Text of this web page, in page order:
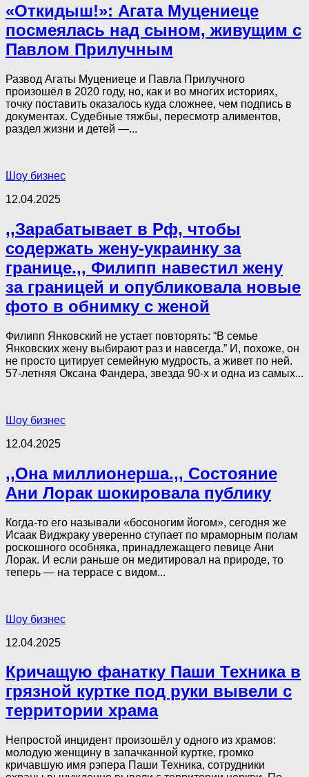
«Откидыш!»: Агата Муцениеце
посмеялась над сыном, живущим с
Павлом Прилучным
Развод Агаты Муцениеце и Павла Прилучного
произошёл в 2020 году, но, как и во многих историях,
точку поставить оказалось куда сложнее, чем подпись в
документах. Судебные тяжбы, пересмотр алиментов,
раздел жизни и детей —...
Шоу бизнес
12.04.2025
,,Зарабатывает в Рф, чтобы
содержать жену-украинку за
границе.,, Филипп навестил жену
за границей и опубликовала новые
фото в обнимку с женой
Филипп Янковский не устает повторять: “В семье
Янковских жену выбирают раз и навсегда.” И, похоже, он
не просто цитирует семейную мудрость, а живет по ней.
57-летняя Оксана Фандера, звезда 90-х и одна из самых...
Шоу бизнес
12.04.2025
,,Она миллионерша.,, Состояние
Ани Лорак шокировала публику
Когда-то его называли «босоногим йогом», сегодня же
Исаак Виджраку уверенно ступает по мраморным полам
роскошного особняка, принадлежащего певице Ани
Лорак. И если раньше он медитировал на природе, то
теперь — на террасе с видом...
Шоу бизнес
12.04.2025
Кричащую фанатку Паши Техника в
грязной куртке под руки вывели с
территории храма
Непростой инцидент произошёл у одного из храмов:
молодую женщину в запачканной куртке, громко
кричавшую имя рэпера Паши Техника, сотрудники